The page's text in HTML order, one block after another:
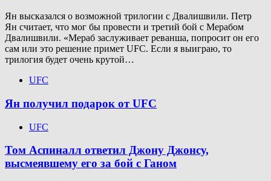
Ян высказался о возможной трилогии с Двалишвили. Петр
Ян считает, что мог бы провести и третий бой с Мерабом
Двалишвили. «Мераб заслуживает реванша, попросит он его
сам или это решение примет UFC. Если я выиграю, то
трилогия будет очень крутой…
UFC
Ян получил подарок от UFC
UFC
Том Аспиналл ответил Джону Джонсу,
высмеявшему его за бой с Ганом